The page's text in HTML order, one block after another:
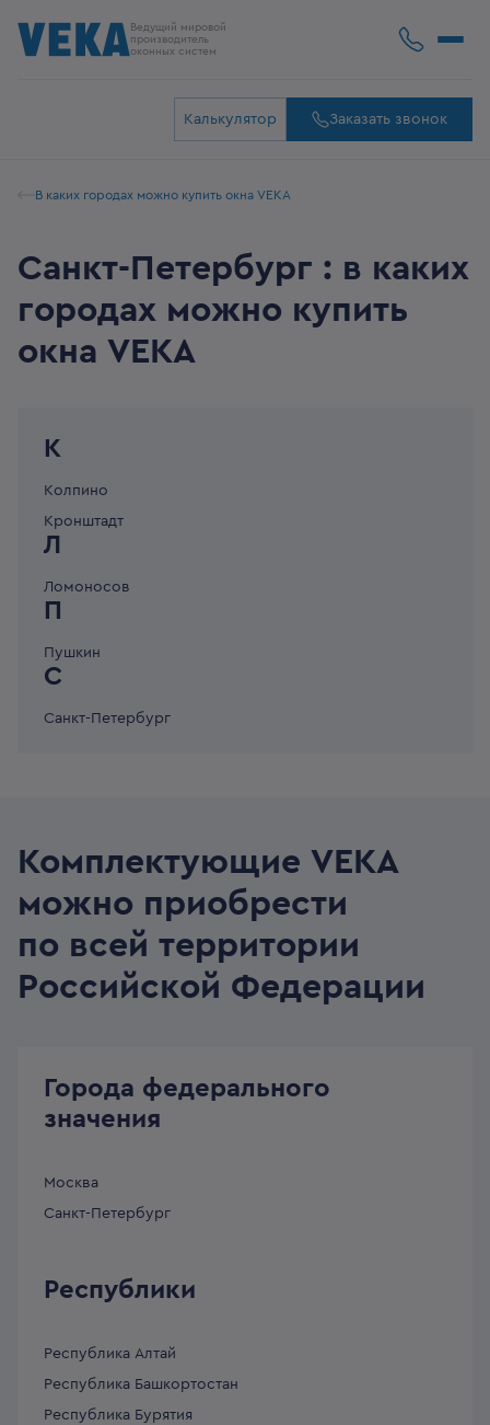
Ведущий мировой
производитель
оконных систем
Калькулятор Заказать звонок
В каких городах можно купить окна VEKA
Санкт-Петербург : в каких
городах можно купить
окна VEKA
К
Колпино
Кронштадт
Л
Ломоносов
П
Пушкин
С
Санкт-Петербург
Комплектующие VEKA
можно приобрести
по всей территории
Российской Федерации
Города федерального
значения
Москва
Санкт-Петербург
Республики
Республика Алтай
Республика Башкортостан
Республика Бурятия